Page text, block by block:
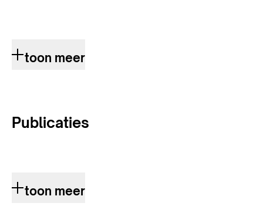
toon meer
Publicaties
toon meer